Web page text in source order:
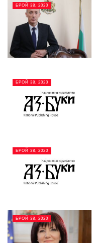
БРОЙ 38, 2020
БРОЙ 38, 2020
БРОЙ 38, 2020
БРОЙ 38, 2020